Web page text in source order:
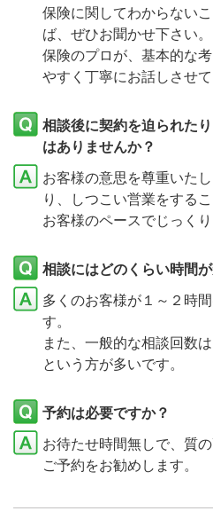
保険に関してわからない
ば、ぜひお聞かせ下さい。
保険のプロが、基本的な
やすく丁寧にお話しさせて
相談後に契約を迫られた
はありませんか？
お客様の意思を尊重いた
り、しつこい営業をする
お客様のペースでじっく
相談にはどのくらい時間
多くのお客様が１～２時
す。
また、一般的な相談回数
という方が多いです。
予約は必要ですか？
お待たせ時間無しで、質
ご予約をお勧めします。